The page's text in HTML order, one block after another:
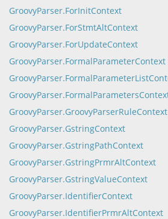
GroovyParser.ForInitContext
GroovyParser.ForStmtAltContext
GroovyParser.ForUpdateContext
GroovyParser.FormalParameterContext
GroovyParser.GroovyParserRuleContext
GroovyParser.GstringContext
GroovyParser.GstringPathContext
GroovyParser.GstringPrmrAltContext
GroovyParser.GstringValueContext
GroovyParser.IdentifierContext
GroovyParser.IdentifierPrmrAltContext